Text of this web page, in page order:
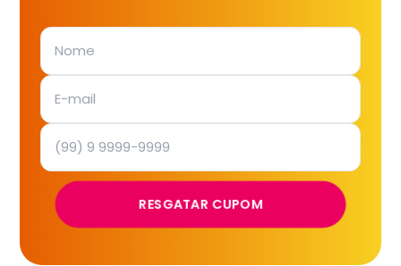
RESGATAR CUPOM